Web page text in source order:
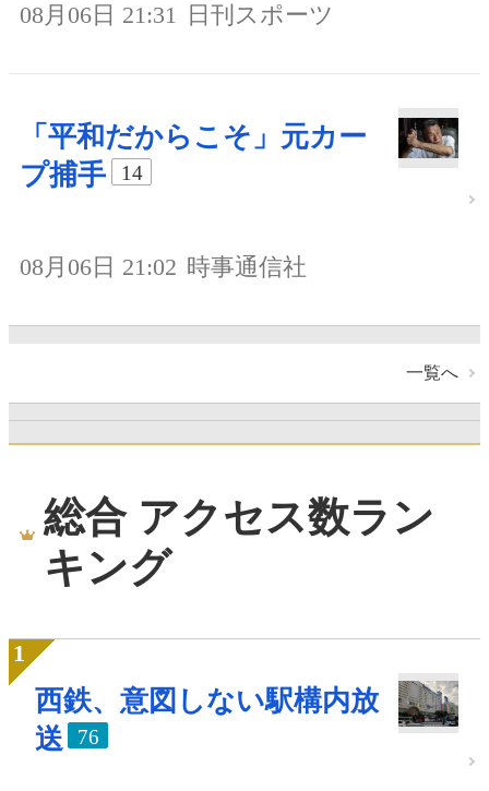
08月06日 21:31 日刊スポーツ
「平和だからこそ」元カー
プ捕手
14
08月06日 21:02 時事通信社
一覧へ
総合 アクセス数ラン
キング
西鉄、意図しない駅構内放
送
76